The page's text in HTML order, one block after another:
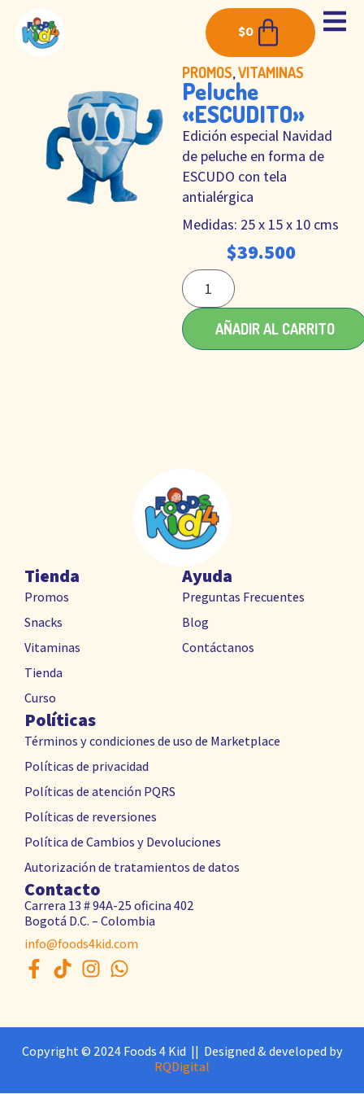
$0
PROMOS,VITAMINAS
Peluche
«ESCUDITO»
Edición especial Navidad
de peluche en forma de
ESCUDO con tela
antialérgica
Medidas: 25 x 15 x 10 cms
$39.500
AÑADIR AL CARRITO
Tienda
Promos
Snacks
Vitaminas
Tienda
Curso
Ayuda
Preguntas Frecuentes
Blog
Contáctanos
Políticas
Términos y condiciones de uso de Marketplace
Políticas de privacidad
Políticas de atención PQRS
Políticas de reversiones
Política de Cambios y Devoluciones
Autorización de tratamientos de datos
Contacto
Carrera 13 # 94A-25 oficina 402
Bogotá D.C. – Colombia
info@foods4kid.com
Copyright © 2024 Foods 4 Kid || Designed & developed by
RQDigital